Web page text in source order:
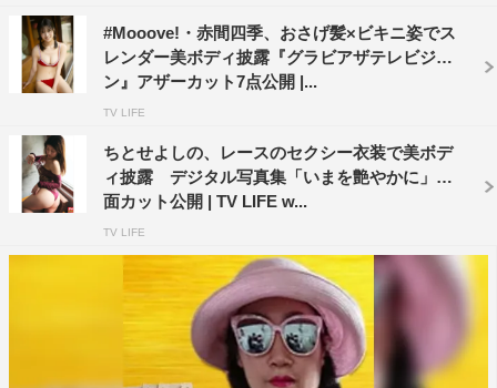
#Mooove!・赤間四季、おさげ髪×ビキニ姿でス
レンダー美ボディ披露『グラビアザテレビジョ
ン』アザーカット7点公開 |...
TV LIFE
ちとせよしの、レースのセクシー衣装で美ボデ
ィ披露 デジタル写真集「いまを艶やかに」誌
面カット公開 | TV LIFE w...
TV LIFE